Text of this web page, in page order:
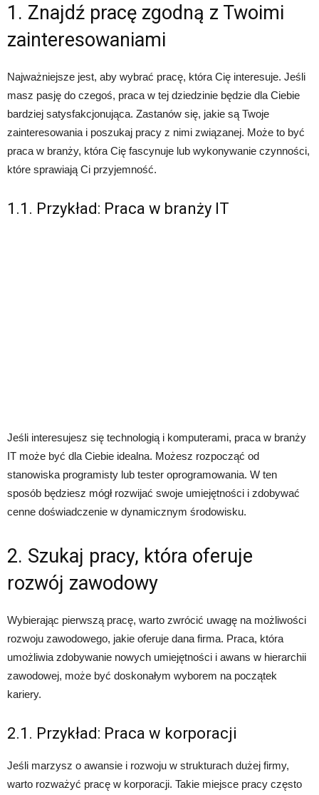
1. Znajdź pracę zgodną z Twoimi
zainteresowaniami
Najważniejsze jest, aby wybrać pracę, która Cię interesuje. Jeśli
masz pasję do czegoś, praca w tej dziedzinie będzie dla Ciebie
bardziej satysfakcjonująca. Zastanów się, jakie są Twoje
zainteresowania i poszukaj pracy z nimi związanej. Może to być
praca w branży, która Cię fascynuje lub wykonywanie czynności,
które sprawiają Ci przyjemność.
1.1. Przykład: Praca w branży IT
Jeśli interesujesz się technologią i komputerami, praca w branży
IT może być dla Ciebie idealna. Możesz rozpocząć od
stanowiska programisty lub tester oprogramowania. W ten
sposób będziesz mógł rozwijać swoje umiejętności i zdobywać
cenne doświadczenie w dynamicznym środowisku.
2. Szukaj pracy, która oferuje
rozwój zawodowy
Wybierając pierwszą pracę, warto zwrócić uwagę na możliwości
rozwoju zawodowego, jakie oferuje dana firma. Praca, która
umożliwia zdobywanie nowych umiejętności i awans w hierarchii
zawodowej, może być doskonałym wyborem na początek
kariery.
2.1. Przykład: Praca w korporacji
Jeśli marzysz o awansie i rozwoju w strukturach dużej firmy,
warto rozważyć pracę w korporacji. Takie miejsce pracy często